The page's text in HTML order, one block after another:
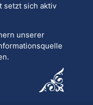
setzt sich aktiv
unserer